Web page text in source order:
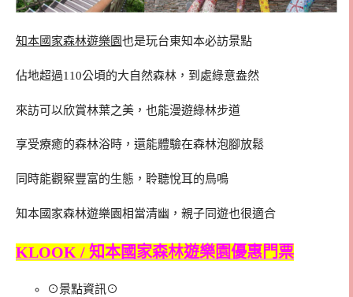
知本國家森林遊樂園也是玩台東知本必訪景點
佔地超過110公頃的大自然森林，到處綠意盎然
來訪可以欣賞林葉之美，也能漫遊綠林步道
享受療癒的森林浴時，還能體驗在森林泡腳放鬆
同時能觀察豐富的生態，聆聽悅耳的鳥鳴
知本國家森林遊樂園相當清幽，親子同遊也很適合
KLOOK / 知本國家森林遊樂園優惠門票
⊙景點資訊⊙